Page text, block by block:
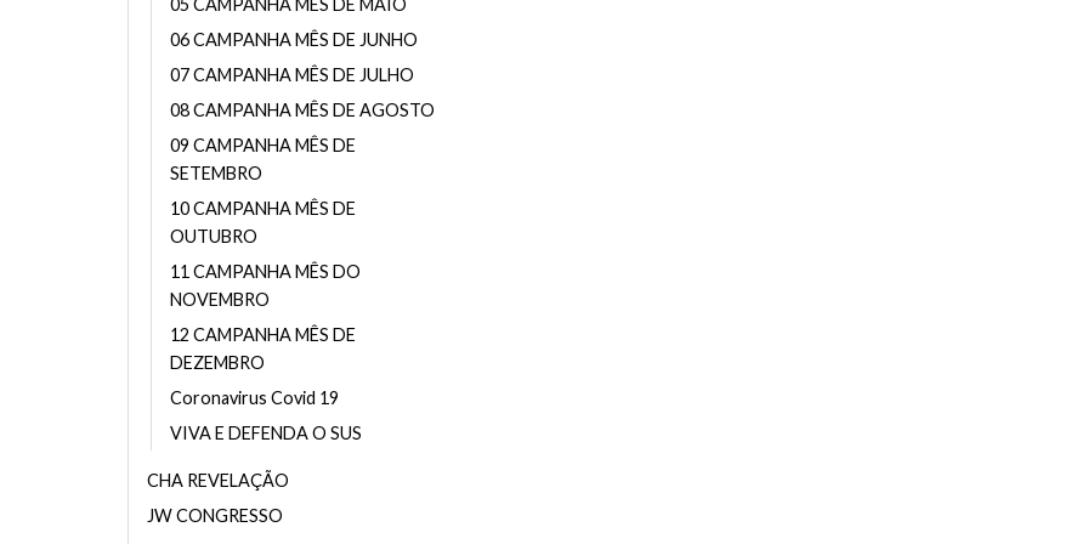
05 CAMPANHA MÊS DE MAIO
06 CAMPANHA MÊS DE JUNHO
07 CAMPANHA MÊS DE JULHO
08 CAMPANHA MÊS DE AGOSTO
09 CAMPANHA MÊS DE
SETEMBRO
10 CAMPANHA MÊS DE
OUTUBRO
11 CAMPANHA MÊS DO
NOVEMBRO
12 CAMPANHA MÊS DE
DEZEMBRO
Coronavirus Covid 19
VIVA E DEFENDA O SUS
CHA REVELAÇÃO
JW CONGRESSO